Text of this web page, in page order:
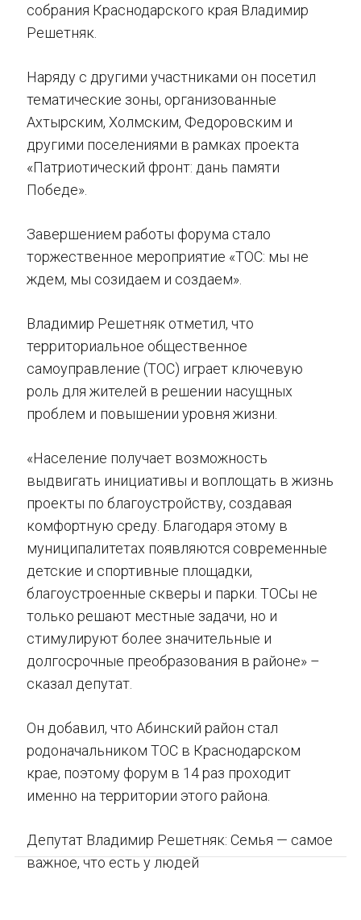
собрания Краснодарского края Владимир
Решетняк.
Наряду с другими участниками он посетил
тематические зоны, организованные
Ахтырским, Холмским, Федоровским и
другими поселениями в рамках проекта
«Патриотический фронт: дань памяти
Победе».
Завершением работы форума стало
торжественное мероприятие «ТОС: мы не
ждем, мы созидаем и создаем».
Владимир Решетняк отметил, что
территориальное общественное
самоуправление (ТОС) играет ключевую
роль для жителей в решении насущных
проблем и повышении уровня жизни.
«Население получает возможность
выдвигать инициативы и воплощать в жизнь
проекты по благоустройству, создавая
комфортную среду. Благодаря этому в
муниципалитетах появляются современные
детские и спортивные площадки,
благоустроенные скверы и парки. ТОСы не
только решают местные задачи, но и
стимулируют более значительные и
долгосрочные преобразования в районе» –
сказал депутат.
Он добавил, что Абинский район стал
родоначальником ТОС в Краснодарском
крае, поэтому форум в 14 раз проходит
именно на территории этого района.
Депутат Владимир Решетняк: Семья — самое
важное, что есть у людей